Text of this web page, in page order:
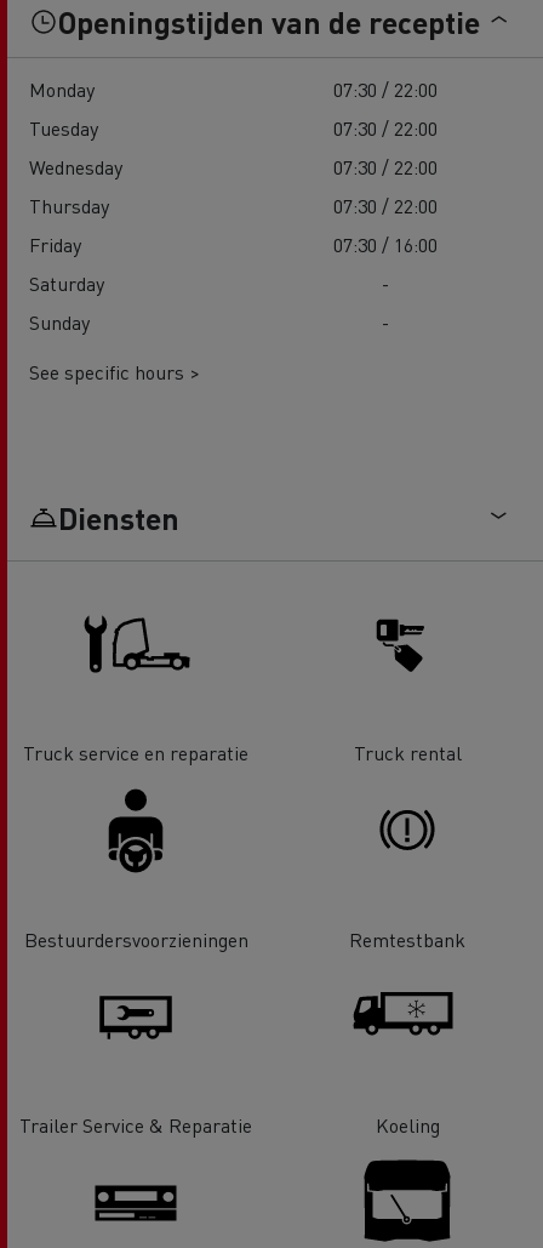
Openingstijden van de receptie
Monday
07:30 / 22:00
Tuesday
07:30 / 22:00
Wednesday
07:30 / 22:00
Thursday
07:30 / 22:00
Friday
07:30 / 16:00
Saturday
-
Sunday
-
See specific hours >
Diensten
Truck service en reparatie Truck rental
Bestuurdersvoorzieningen Remtestbank
Trailer Service & Reparatie Koeling